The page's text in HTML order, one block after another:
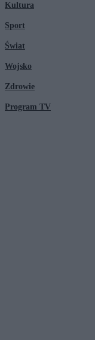
Kultura
Sport
Świat
Wojsko
Zdrowie
Program TV